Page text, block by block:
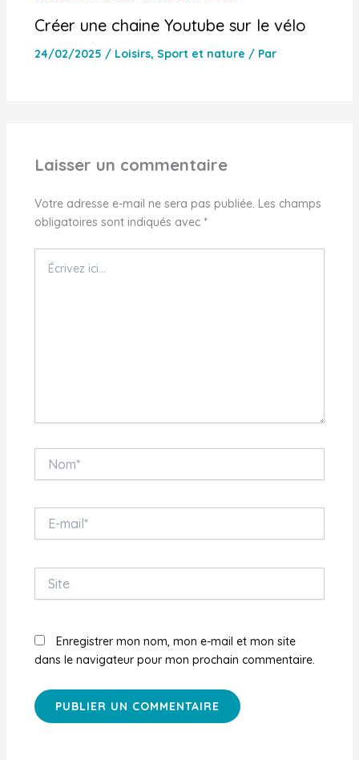
Créer une chaine Youtube sur le vélo
24/02/2025 / Loisirs, Sport et nature / Par
Laisser un commentaire
Votre adresse e-mail ne sera pas publiée. Les champs
obligatoires sont indiqués avec *
ici…
mail*
Enregistrer mon nom, mon e-mail et mon site
dans le navigateur pour mon prochain commentaire.